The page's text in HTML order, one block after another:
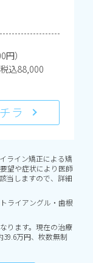
）
込88,000
ラ
ライン矯正による矯
望や症状により医師
当しますので、詳細
ライアングル・歯根
ります。現在の治療
39.6万円、枚数無制